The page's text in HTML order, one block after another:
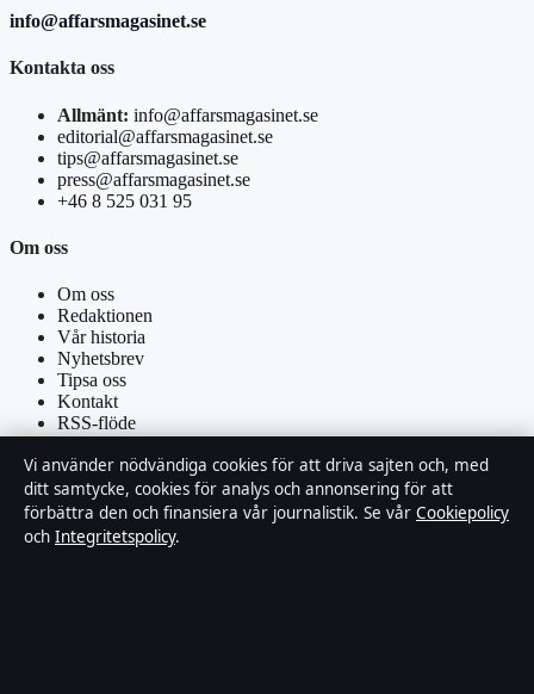
info@affarsmagasinet.se
Kontakta oss
Allmänt: info@affarsmagasinet.se
editorial@affarsmagasinet.se
tips@affarsmagasinet.se
press@affarsmagasinet.se
+46 8 525 031 95
Om oss
Om oss
Redaktionen
Vår historia
Nyhetsbrev
Tipsa oss
Kontakt
RSS-flöde
Förtroende & standarder
Källor & standarder
Redaktionell policy
Vi använder nödvändiga cookies för att driva sajten och, med
ditt samtycke, cookies för analys och annonsering för att
förbättra den och finansiera vår journalistik. Se vår Cookiepolicy
och Integritetspolicy.